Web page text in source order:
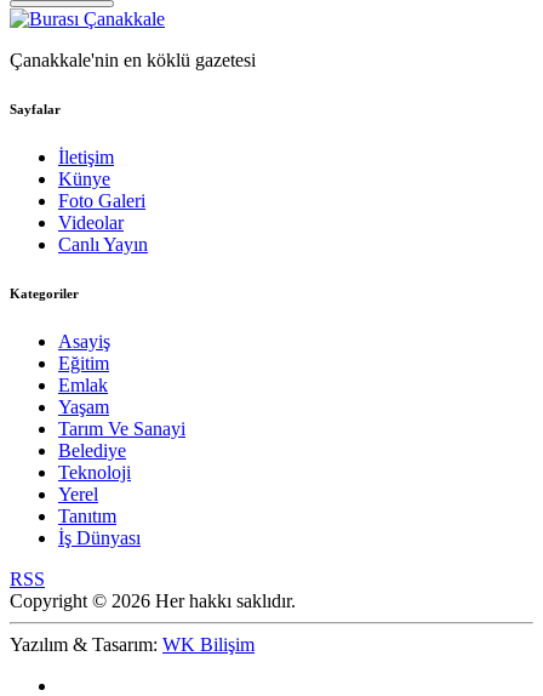
Çanakkale'nin en köklü gazetesi
Sayfalar
İletişim
Künye
Foto Galeri
Videolar
Canlı Yayın
Kategoriler
Asayiş
Eğitim
Emlak
Yaşam
Tarım Ve Sanayi
Belediye
Teknoloji
Yerel
Tanıtım
İş Dünyası
RSS
Copyright © 2026 Her hakkı saklıdır.
Yazılım & Tasarım: WK Bilişim